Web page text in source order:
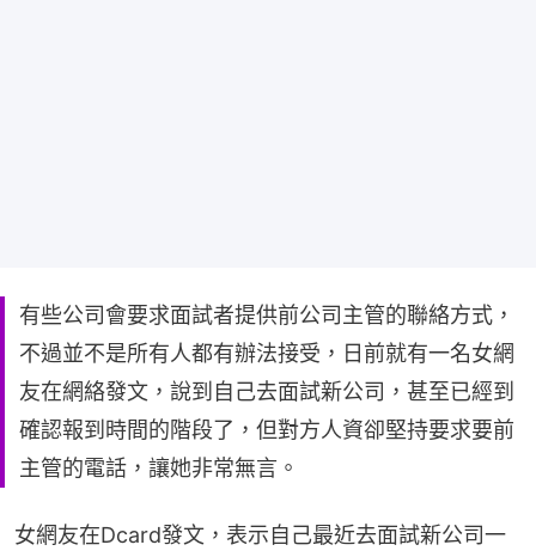
有些公司會要求面試者提供前公司主管的聯絡方式，
不過並不是所有人都有辦法接受，日前就有一名女網
友在網絡發文，說到自己去面試新公司，甚至已經到
確認報到時間的階段了，但對方人資卻堅持要求要前
主管的電話，讓她非常無言。
女網友在Dcard發文，表示自己最近去面試新公司一